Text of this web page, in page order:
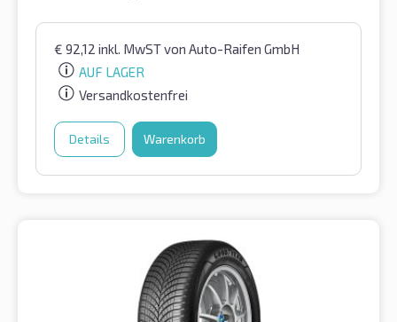
€ 92,12 inkl. MwSTvon Auto-Raifen GmbH
AUF LAGER
Versandkostenfrei
Details Warenkorb